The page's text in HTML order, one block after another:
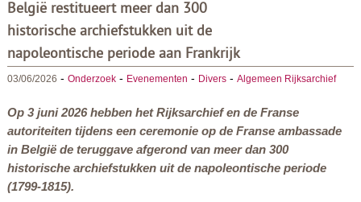
België restitueert meer dan 300
historische archiefstukken uit de
napoleontische periode aan Frankrijk
03/06/2026 - Onderzoek- Evenementen - Divers- Algemeen Rijksarchief
Op 3 juni 2026 hebben het Rijksarchief en de Franse
autoriteiten tijdens een ceremonie op de Franse ambassade
in België de teruggave afgerond van meer dan 300
historische archiefstukken uit de napoleontische periode
(1799-1815).